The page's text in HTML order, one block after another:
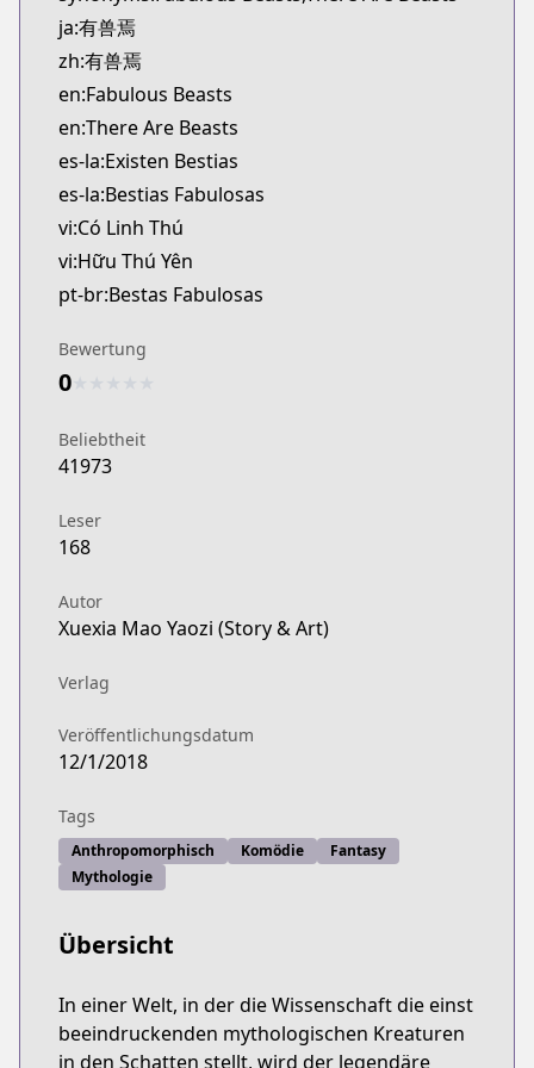
ja:有兽焉
zh:有兽焉
en:Fabulous Beasts
en:There Are Beasts
es-la:Existen Bestias
es-la:Bestias Fabulosas
vi:Có Linh Thú
vi:Hữu Thú Yên
pt-br:Bestas Fabulosas
Bewertung
0
Beliebtheit
41973
Leser
168
Autor
Xuexia Mao Yaozi (Story & Art)
Verlag
Veröffentlichungsdatum
12/1/2018
Tags
Anthropomorphisch Komödie
Fantasy
Mythologie
Übersicht
In einer Welt, in der die Wissenschaft die einst
beeindruckenden mythologischen Kreaturen
in den Schatten stellt, wird der legendäre